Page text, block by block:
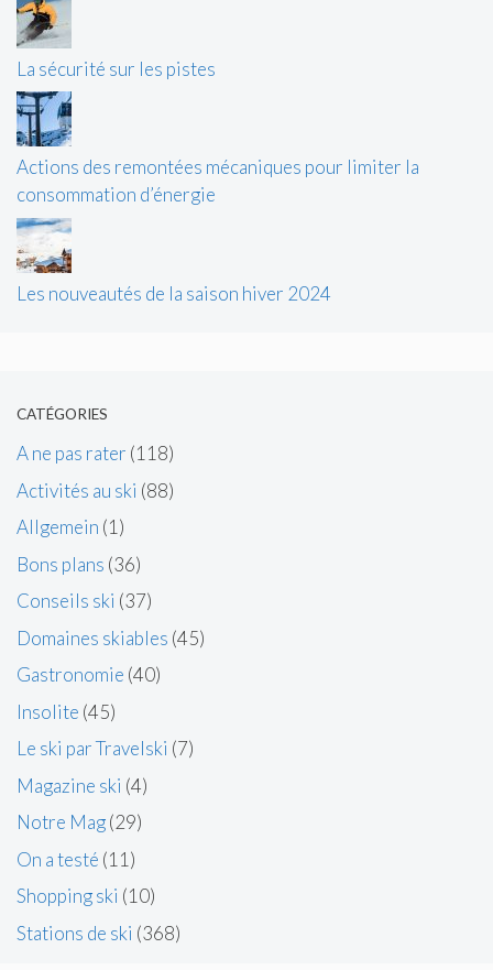
La sécurité sur les pistes
Actions des remontées mécaniques pour limiter la
consommation d’énergie
Les nouveautés de la saison hiver 2024
CATÉGORIES
A ne pas rater (118)
Activités au ski (88)
Allgemein (1)
Bons plans (36)
Conseils ski (37)
Domaines skiables (45)
Gastronomie (40)
Insolite (45)
Le ski par Travelski (7)
Magazine ski (4)
Notre Mag(29)
On a testé (11)
Shopping ski (10)
Stations de ski (368)